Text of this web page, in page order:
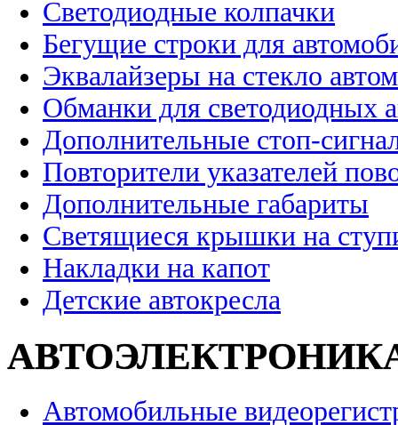
Светодиодные колпачки
Бегущие строки для
Эквалайзеры на стекло
Обманки для светодиодных
Дополнительные стоп-
Повторители указателей
Дополнительные габариты
Светящиеся крышки на
Накладки на капот
Детские автокресла
Автомобильные